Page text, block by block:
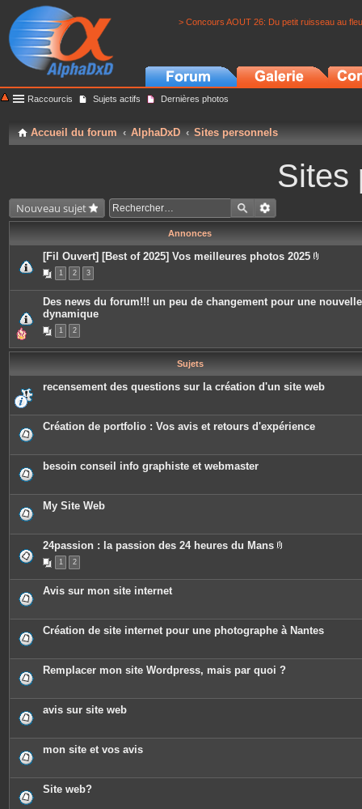
> Concours AOUT 26: Du petit ruisseau au
Raccourcis Sujets actifs Dernières photos
Accueil du forum AlphaDxD Sites personnels
Sites
Nouveau sujet
Annonces
[Fil Ouvert] [Best of 2025] Vos meilleures photos 2025
c
e
n
s
1 2 3
Des news du forum!!! un peu de changement pour une nouvelle
dynamique
1 2
Sujets
recensement des questions sur la création d'un site web
Création de portfolio : Vos avis et retours d'expérience
besoin conseil info graphiste et webmaster
My Site Web
24passion : la passion des 24 heures du Mans
c
o
i
e
s
1 2
Avis sur mon site internet
Création de site internet pour une photographe à Nantes
Remplacer mon site Wordpress, mais par quoi ?
avis sur site web
mon site et vos avis
Site web?